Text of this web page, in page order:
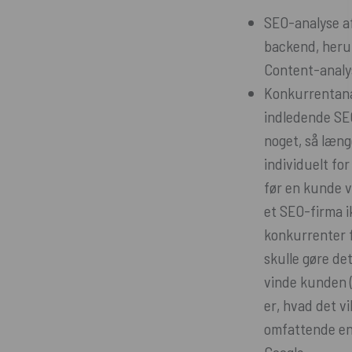
SEO-analyse
backend,
Content-
indledende
noget, så
individuelt for
før en kunde
et SEO-firma
konkurrenter
skulle gøre
vinde kunden
er, hvad det
omfattende